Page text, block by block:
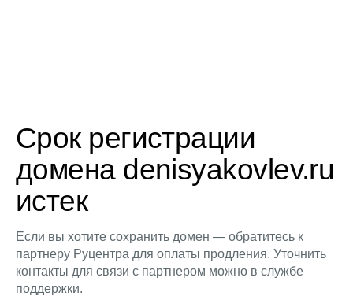
Срок регистрации
домена denisyakovlev.ru
истек
Если вы хотите сохранить домен — обратитесь к
партнеру Руцентра для оплаты продления. Уточнить
контакты для связи с партнером можно в службе
поддержки.